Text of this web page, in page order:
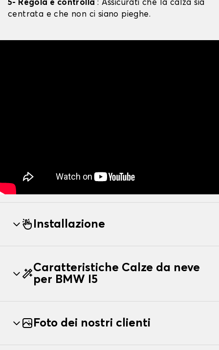
5- Regola e controlla : Assicurati che la calza sia
centrata e che non ci siano pieghe.
Installazione
Caratteristiche Calze da neve
per BMW I5
Foto dei nostri clienti